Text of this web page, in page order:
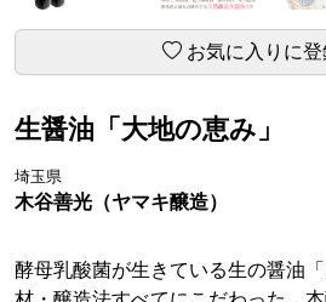
お気に入りに登
生醤油「大地の恵み」
埼玉県
木谷善光（ヤマキ醸造）
酵母乳酸菌が生きている生の醤油